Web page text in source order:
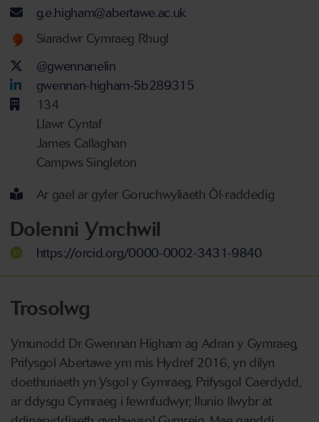
Cyfeiriad ebost
g.e.higham@abertawe.ac.uk
Welsh language proficiency
Siaradwr Cymraeg Rhugl
Twitter Account
@gwennanelin
LinkedIn Account
gwennan-higham-5b289315
134
Llawr Cyntaf
James Callaghan
Campws Singleton
Ar gael ar gyfer Goruchwyliaeth Ôl-raddedig
Dolenni Ymchwil
https://orcid.org/0000-0002-3431-9840
Trosolwg
Ymunodd Dr Gwennan Higham ag Adran y Gymraeg,
Prifysgol Abertawe ym mis Hydref 2016, yn dilyn
doethuriaeth yn Ysgol y Gymraeg, Prifysgol Caerdydd,
ar ddysgu Cymraeg i fewnfudwyr; llunio llwybr at